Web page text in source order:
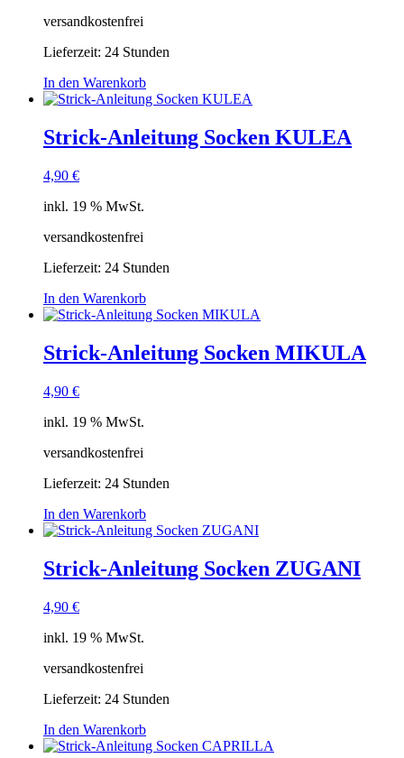
versandkostenfrei
Lieferzeit: 24 Stunden
In den Warenkorb
Strick-Anleitung Socken KULEA
4,90 €
inkl. 19 % MwSt.
versandkostenfrei
Lieferzeit: 24 Stunden
In den Warenkorb
Strick-Anleitung Socken MIKULA
4,90 €
inkl. 19 % MwSt.
versandkostenfrei
Lieferzeit: 24 Stunden
In den Warenkorb
Strick-Anleitung Socken ZUGANI
4,90 €
inkl. 19 % MwSt.
versandkostenfrei
Lieferzeit: 24 Stunden
In den Warenkorb